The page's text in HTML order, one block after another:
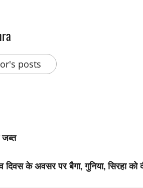
posts
जब्त
के अवसर पर बैगा, गुनिया, सिरहा को